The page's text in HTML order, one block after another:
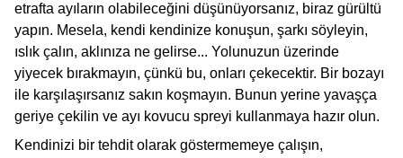
etrafta ayıların olabileceğini düşünüyorsanız, biraz gürültü
yapın. Mesela, kendi kendinize konuşun, şarkı söyleyin,
ıslık çalın, aklınıza ne gelirse... Yolunuzun üzerinde
yiyecek bırakmayın, çünkü bu, onları çekecektir. Bir bozayı
ile karşılaşırsanız sakın koşmayın. Bunun yerine yavaşça
geriye çekilin ve ayı kovucu spreyi kullanmaya hazır olun.
Kendinizi bir tehdit olarak göstermemeye çalışın,